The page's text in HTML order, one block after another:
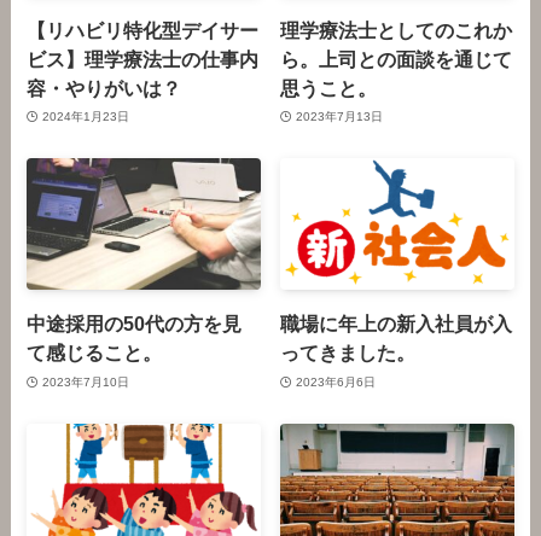
【リハビリ特化型デイサー
ビス】理学療法士の仕事内
容・やりがいは？
2024年1月23日
理学療法士としてのこれか
ら。上司との面談を通じて
思うこと。
2023年7月13日
中途採用の50代の方を見
て感じること。
2023年7月10日
職場に年上の新入社員が入
ってきました。
2023年6月6日